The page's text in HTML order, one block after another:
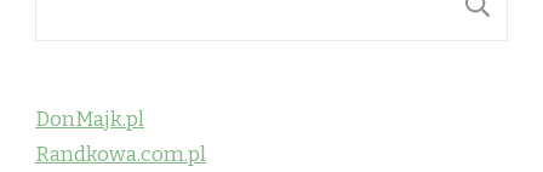
DonMajk.pl
Randkowa.com.pl